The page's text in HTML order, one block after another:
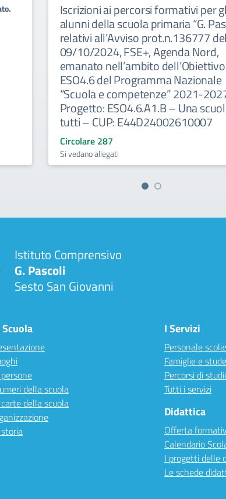
Iscrizioni ai percorsi formativi per
alunni della scuola primaria “G.
relativi all’Avviso prot.n.136777 del
09/10/2024, FSE+, Agenda Nord,
emanato nell’ambito dell’Obiettivo
ESO4.6 del Programma Nazionale
“Scuola e competenze” 2021-
Progetto: ESO4.6.A1.B – Una
tutti – CUP: E44D24002610007
Circolare 287
Si vedano allegati
Istituto Comprensivo
G. Pascoli
Sesto San Giovanni
Scuola
della scuola
della scuola
I Servizi
Personale
Famiglie e
Percorsi di
Tutti i servizi
Didattica
Offerta
Calendario
I progetti delle
Le schede